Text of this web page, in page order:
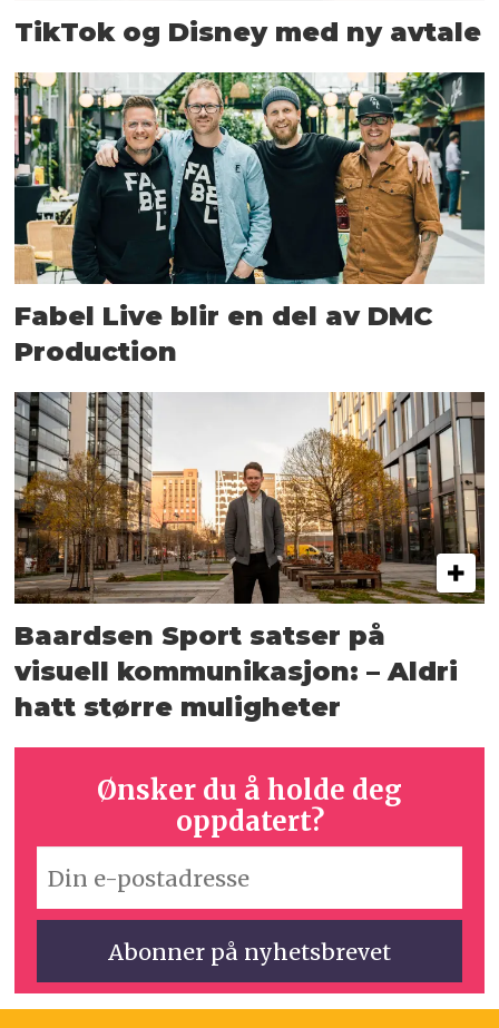
TikTok og Disney med ny avtale
Fabel Live blir en del av DMC
Production
Baardsen Sport satser på
visuell kommunikasjon: – Aldri
hatt større muligheter
Ønsker du å holde deg
oppdatert?